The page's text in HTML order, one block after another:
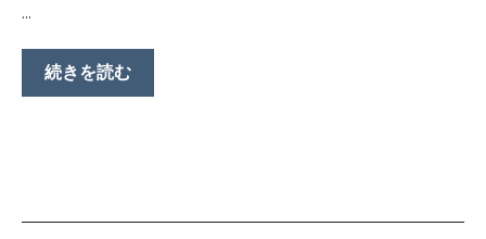
...
続きを読む